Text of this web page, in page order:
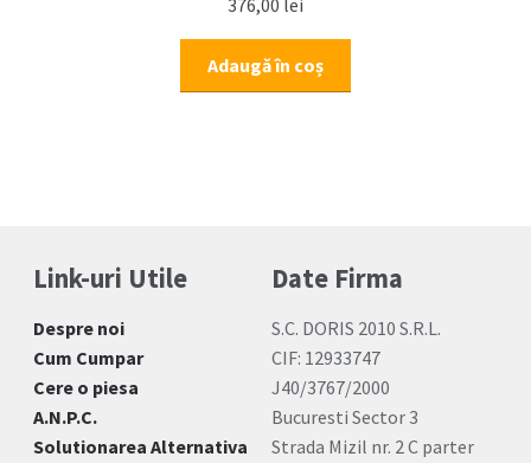
376,00 lei
Adaugă în coș
Link-uri Utile
Despre noi
Cum Cumpar
Cere o piesa
A.N.P.C.
Solutionarea Alternativa
Date Firma
S.C. DORIS 2010 S.R.L.
CIF: 12933747
J40/3767/2000
Bucuresti Sector 3
Strada Mizil nr. 2 C parter